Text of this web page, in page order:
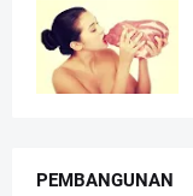
PEMBANGUNAN